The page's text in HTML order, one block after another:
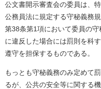
公文書開示審査会の委員は、
公務員法に規定する守秘義務
第38条第1項において委員の
に違反した場合には罰則を科
遵守を担保するものである。
もっとも守秘義務のみ定めて
るが、公共の安全等に関する